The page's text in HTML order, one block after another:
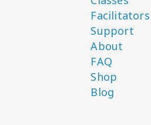
Facilitators
Support
About
FAQ
Shop
Blog